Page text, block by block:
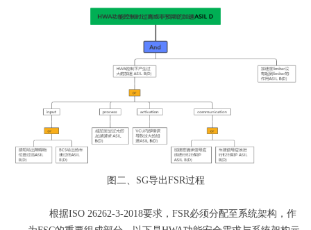
图 二 、SG导出FSR过程
根据ISO 26262-3-2018要求，FSR必须分配至系统架构，作